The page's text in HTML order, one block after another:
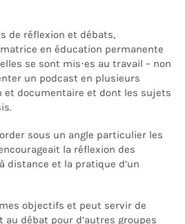
de réflexion et débats,
en éducation permanente
se sont mis·es au travail – non
un podcast en plusieurs
et documentaire et dont les sujets
sous un angle particulier les
la réflexion des
distance et la pratique d’un
objectifs et peut servir de
débat pour d’autres groupes